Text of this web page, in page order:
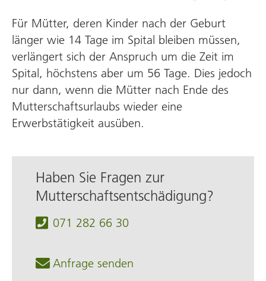
Für Mütter, deren Kinder nach der Geburt
länger wie 14 Tage im Spital bleiben müssen,
verlängert sich der Anspruch um die Zeit im
Spital, höchstens aber um 56 Tage. Dies jedoch
nur dann, wenn die Mütter nach Ende des
Mutterschafts­urlaubs wieder eine
Erwerbstätigkeit ausüben.
Haben Sie Fragen zur
Mutterschafts­entschädigung?
071 282 66 30
Anfrage senden